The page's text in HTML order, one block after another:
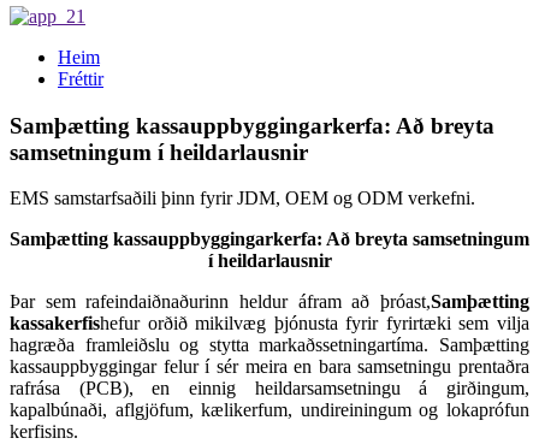
Heim
Fréttir
Samþætting kassauppbyggingarkerfa: Að breyta
samsetningum í heildarlausnir
EMS samstarfsaðili þinn fyrir JDM, OEM og ODM verkefni.
Samþætting kassauppbyggingarkerfa: Að breyta samsetningum
í heildarlausnir
Þar sem rafeindaiðnaðurinn heldur áfram að þróast,Samþætting
kassakerfishefur orðið mikilvæg þjónusta fyrir fyrirtæki sem vilja
hagræða framleiðslu og stytta markaðssetningartíma. Samþætting
kassauppbyggingar felur í sér meira en bara samsetningu prentaðra
rafrása (PCB), en einnig heildarsamsetningu á girðingum,
kapalbúnaði, aflgjöfum, kælikerfum, undireiningum og lokaprófun
kerfisins.